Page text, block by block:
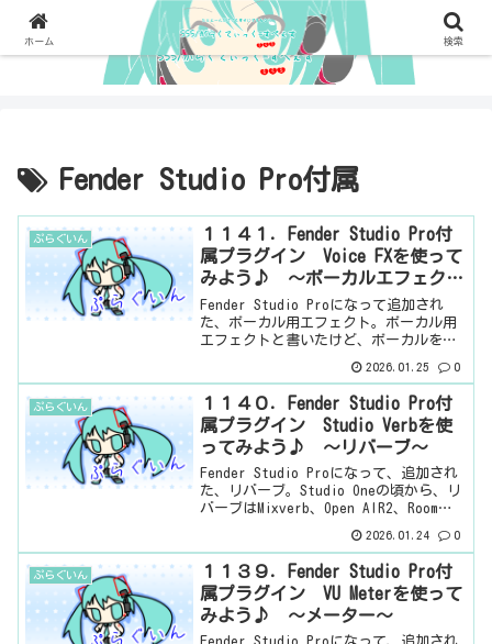
Fender Studio Pro付属
ぷらぐいん
１１４１．Fender Studio Pro付
属プラグイン Voice FXを使って
みよう♪ ～ボーカルエフェクト
～
Fender Studio Proになって追加され
た、ボーカル用エフェクト。ボーカル用
エフェクトと書いたけど、ボーカルを良
する方向のエフェクターって感じ。6つの
エフェクターが入っています。右上にあ
る▼で、...
2026.01.25 0
ぷらぐいん
１１４０．Fender Studio Pro付
属プラグイン Studio Verbを使
ってみよう♪ ～リバーブ～
Fender Studio Proになって、追加され
た、リバーブ。Studio Oneの頃から、リ
バーブはMixverb、Open AIR2、Room
ど、さらに追加されましたね。・・・な
んで追加さ...
2026.01.24 0
ぷらぐいん
１１３９．Fender Studio Pro付
属プラグイン VU Meterを使って
みよう♪ ～メーター～
ホーム 検索